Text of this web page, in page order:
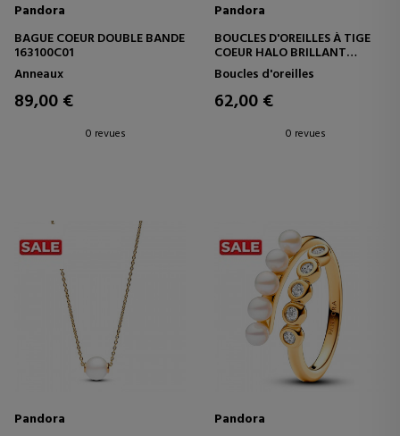
Pandora
BAGUE COEUR DOUBLE BANDE
163100C01
Anneaux
89,00 €
0 revues
Pandora
BOUCLES D'OREILLES À TIGE
COEUR HALO BRILLANT
293097C01
Boucles d'oreilles
62,00 €
0 revues
Pandora
Pandora